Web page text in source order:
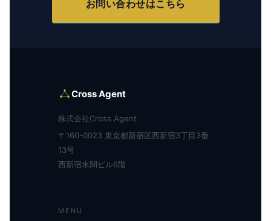
お問い合わせはこちら
Cross Agent
株式会社Cross Agent
〒160-0023 東京都新宿区西新宿3丁目3番
13号
西新宿水間ビル6階
MENU